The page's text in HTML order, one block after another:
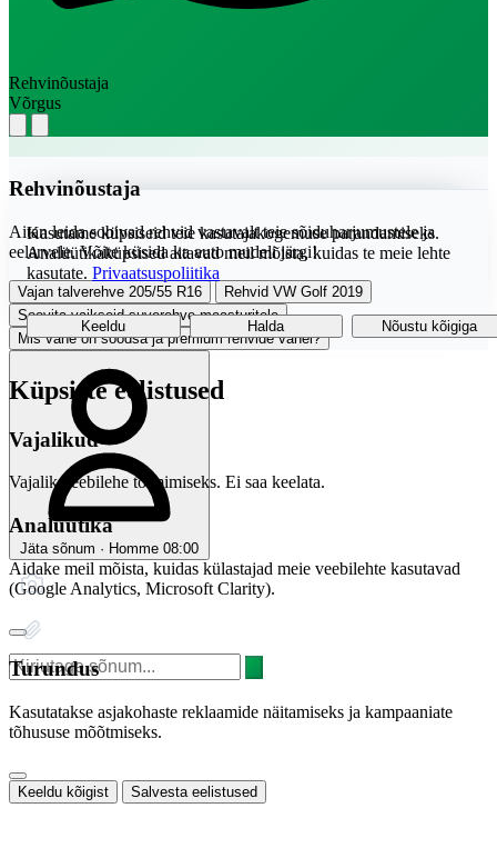
Rehvinõustaja
Võrgus
Rehvinõustaja
Aitan leida sobivad rehvid vastavalt teie sõiduharjumustele ja
eelarvele. Võite küsida ka auto mudeli järgi!
Vajan talverehve 205/55 R16
Rehvid VW Golf 2019
Soovita vaikseid suverehve maasturitele
Mis vahe on soodsa ja premium rehvide vahel?
Jäta sõnum · Homme 08:00
Kasutame küpsiseid teie kasutajakogemuse parandamiseks.
Analüütikaküpsised aitavad meil mõista, kuidas te meie lehte
kasutate. Privaatsuspoliitika
Keeldu Halda Nõustu kõigiga
Küpsiste eelistused
Vajalikud
Vajalik veebilehe toimimiseks. Ei saa keelata.
Analüütika
Aidake meil mõista, kuidas külastajad meie veebilehte kasutavad
(Google Analytics, Microsoft Clarity).
Turundus
Kasutatakse asjakohaste reklaamide näitamiseks ja kampaaniate
tõhususe mõõtmiseks.
Keeldu kõigist Salvesta eelistused